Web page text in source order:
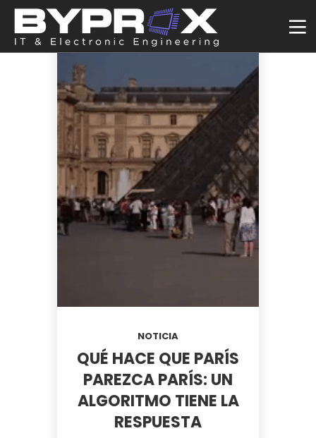
NOTICIA
QUÉ HACE QUE PARÍS
PAREZCA PARÍS: UN
ALGORITMO TIENE LA
RESPUESTA